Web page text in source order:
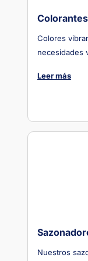
Colorantes
Colores
necesidades
Leer más
Nuestros